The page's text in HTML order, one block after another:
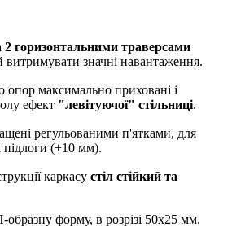
2 горизонтальними траверсами
витримувати значні навантаження.
опор максимально приховані і
ефект "левітуючої" стільниці.
регульованими п'ятками, для
підлоги (+10 мм).
каркасу стіл стійкий та
форму, в розрізі 50х25 мм.